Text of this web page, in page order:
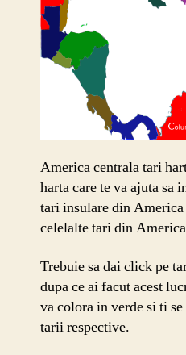
America centrala tari
harta care te va ajuta sa
tari insulare din
celelalte tari din
Trebuie sa dai click pe
dupa ce ai facut acest
va colora in verde si ti
tarii respective.